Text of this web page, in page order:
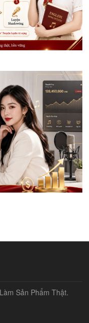
Sản Phẩm Thật.